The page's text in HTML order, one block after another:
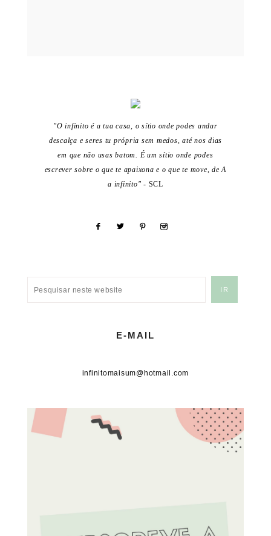
"O infinito é a tua casa, o sítio onde podes andar
descalça e seres tu própria sem medos, até nos dias
em que não usas batom. É um sítio onde podes
escrever sobre o que te apaixona e o que te move, de A
a infinito"- SCL
E-MAIL
infinitomaisum@hotmail.com